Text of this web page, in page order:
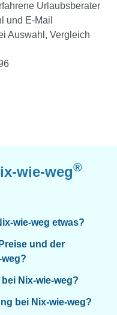
Urlaubsberater
und E-Mail
Auswahl, Vergleich
wie-weg®
wie-weg etwas?
und der
Nix-wie-weg?
bei Nix-wie-weg?